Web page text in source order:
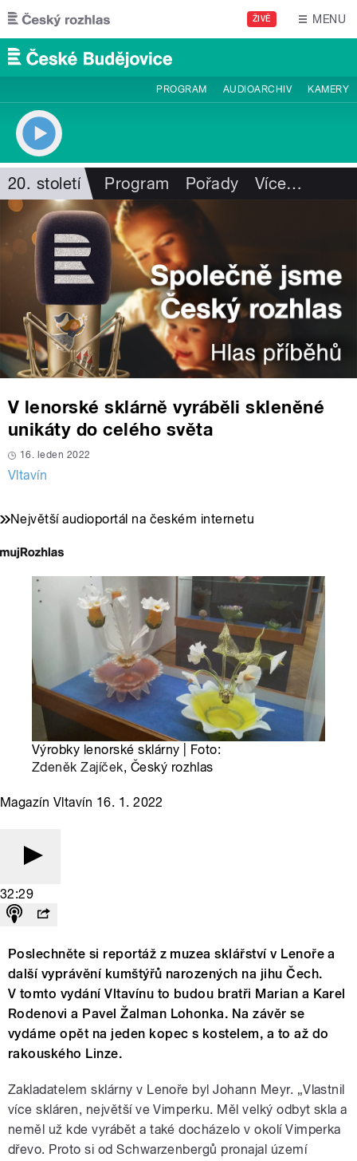
Přejít k hlavnímu obsahu
ŽIVĚ MENU
PROGRAM AUDIOARCHIV KAMERY
20. století Program Pořady Více…
V lenorské sklárně vyráběli skleněné
unikáty do celého světa
16. leden 2022
Vltavín
Největší audioportál na českém internetu
Výrobky lenorské sklárny | Foto:
Zdeněk Zajíček, Český rozhlas
Magazín Vltavín 16. 1. 2022
32:29
Poslechněte si reportáž z muzea sklářství v Lenoře a
další vyprávění kumštýřů narozených na jihu Čech.
V tomto vydání Vltavínu to budou bratři Marian a Karel
Rodenovi a Pavel Žalman Lohonka. Na závěr se
vydáme opět na jeden kopec s kostelem, a to až do
rakouského Linze.
Zakladatelem sklárny v Lenoře byl Johann Meyr. „Vlastnil
více skláren, největší ve Vimperku. Měl velký odbyt skla a
neměl už kde vyrábět a také docházelo v okolí Vimperka
dřevo. Proto si od Schwarzenbergů pronajal území